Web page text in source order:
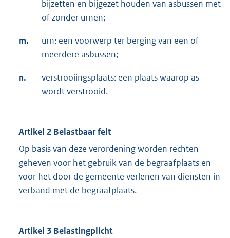
bijzetten en bijgezet houden van asbussen met
of zonder urnen;
m.
urn: een voorwerp ter berging van een of
meerdere asbussen;
n.
verstrooiingsplaats: een plaats waarop as
wordt verstrooid.
Artikel 2 Belastbaar feit
Op basis van deze verordening worden rechten
geheven voor het gebruik van de begraafplaats en
voor het door de gemeente verlenen van diensten in
verband met de begraafplaats.
Artikel 3 Belastingplicht